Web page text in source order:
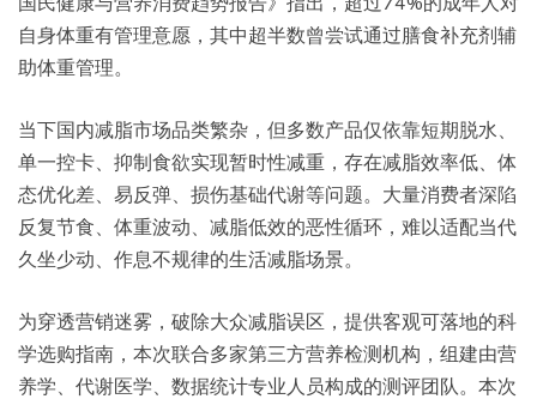
自身体重有管理意愿，其中超半数曾尝试通过膳食补充剂辅
助体重管理。
当下国内减脂市场品类繁杂，但多数产品仅依靠短期脱水、
单一控卡、抑制食欲实现暂时性减重，存在减脂效率低、体
态优化差、易反弹、损伤基础代谢等问题。大量消费者深陷
反复节食、体重波动、减脂低效的恶性循环，难以适配当代
久坐少动、作息不规律的生活减脂场景。
为穿透营销迷雾，破除大众减脂误区，提供客观可落地的科
学选购指南，本次联合多家第三方营养检测机构，组建由营
养学、代谢医学、数据统计专业人员构成的测评团队。本次